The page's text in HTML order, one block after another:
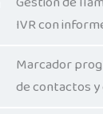
IVR con
Marcador
de contactos